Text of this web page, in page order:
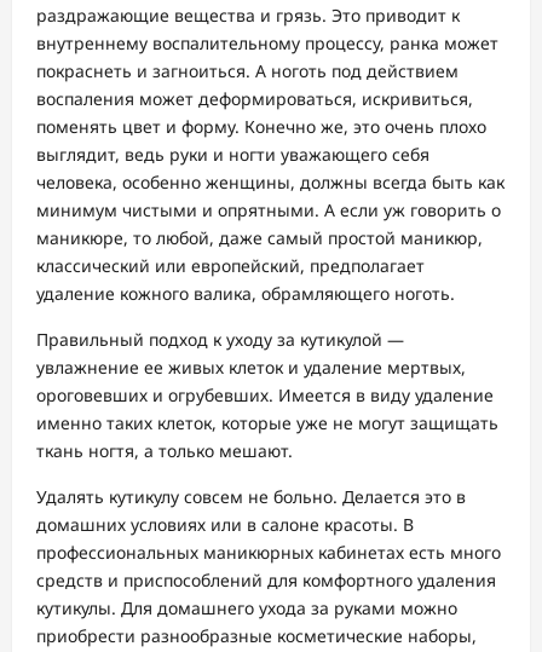
раздражающие вещества и грязь. Это приводит к
внутреннему воспалительному процессу, ранка может
покраснеть и загноиться. А ноготь под действием
воспаления может деформироваться, искривиться,
поменять цвет и форму. Конечно же, это очень плохо
выглядит, ведь руки и ногти уважающего себя
человека, особенно женщины, должны всегда быть как
минимум чистыми и опрятными. А если уж говорить о
маникюре, то любой, даже самый простой маникюр,
классический или европейский, предполагает
удаление кожного валика, обрамляющего ноготь.
Правильный подход к уходу за кутикулой —
увлажнение ее живых клеток и удаление мертвых,
ороговевших и огрубевших. Имеется в виду удаление
именно таких клеток, которые уже не могут защищать
ткань ногтя, а только мешают.
Удалять кутикулу совсем не больно. Делается это в
домашних условиях или в салоне красоты. В
профессиональных маникюрных кабинетах есть много
средств и приспособлений для комфортного удаления
кутикулы. Для домашнего ухода за руками можно
приобрести разнообразные косметические наборы,